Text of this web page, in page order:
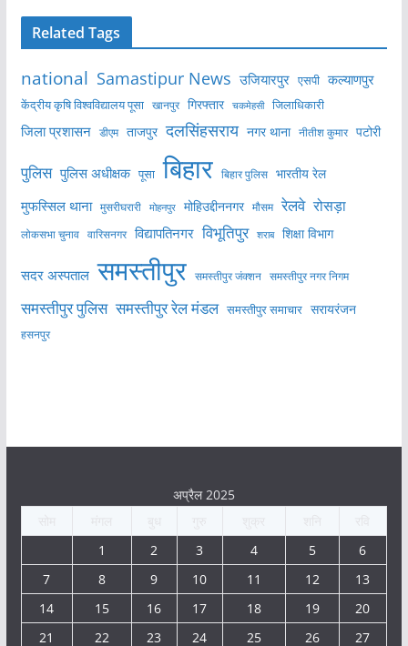
Related Tags
national Samastipur News उजियारपुर एसपी कल्याणपुर
केंद्रीय कृषि विश्वविद्यालय पूसा खानपुर गिरफ्तार चकमेहसी जिलाधिकारी
जिला प्रशासन डीएम ताजपुर दलसिंहसराय नगर थाना नीतीश कुमार पटोरी
पुलिस पुलिस अधीक्षक पूसा बिहार बिहार पुलिस भारतीय रेल
मुफस्सिल थाना मुसरीघरारी मोहनपुर मोहिउद्दीननगर मौसम रेलवे रोसड़ा
लोकसभा चुनाव वारिसनगर विद्यापतिनगर विभूतिपुर शराब शिक्षा विभाग
सदर अस्पताल समस्तीपुर समस्तीपुर जंक्शन समस्तीपुर नगर निगम
समस्तीपुर पुलिस समस्तीपुर रेल मंडल समस्तीपुर समाचार सरायरंजन
हसनपुर
अप्रैल 2025
1
2 3 4 5
6
7
8 9 10 11 12
13
14
15 16 17 18 19
20
21
22 23 24 25 26 27